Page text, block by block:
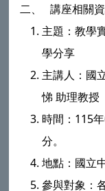
二、
講座相關資
主題：教學
學分享
主講人：國
悌 助理教授
時間： 115年
分。
地點：國立
參與對象：